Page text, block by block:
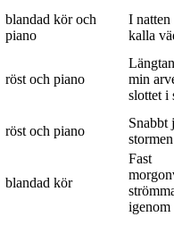
blandad kör och
piano
I natten
kalla
röst och piano
min
slottet i
röst och piano
Snabbt
blandad kör
Fast
igenom